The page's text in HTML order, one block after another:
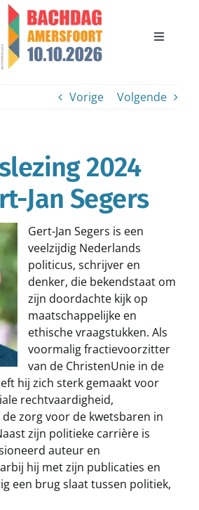
Toggle
Vorige Volgende
2024
Jan Segers
Gert-Jan Segers is een
veelzijdig Nederlands
politicus, schrijver en
denker, die bekendstaat om
zijn doordachte kijk op
maatschappelijke en
ethische vraagstukken. Als
voormalig fractievoorzitter
van de ChristenUnie in de
hij zich sterk gemaakt voor
rechtvaardigheid,
zorg voor de kwetsbaren in
zijn politieke carrière is
auteur en
hij met zijn publicaties en
een brug slaat tussen politiek,